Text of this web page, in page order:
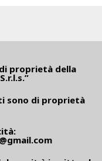
proprietà della
sono di proprietà